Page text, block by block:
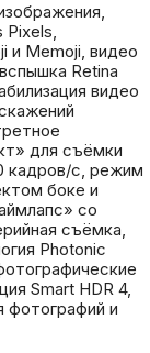
Pixels,
и Memoji, видео
Retina
видео
для съёмки
кадров/с, режим
боке и
со
съëмка,
Photonic
Smart HDR 4,
фотографий и